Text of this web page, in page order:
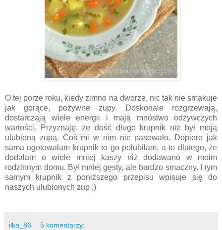
O tej porze roku, kiedy zimno na dworze, nic tak nie smakuje
jak gorące, pożywne zupy. Doskonale rozgrzewają,
dostarczają wiele energii i mają mnóstwo odżywczych
wartości. Przyznaję, że dość długo krupnik nie był moją
ulubioną zupą. Coś mi w nim nie pasowało. Dopiero jak
sama ugotowałam krupnik to go polubiłam, a to dlatego, że
dodałam o wiele mniej kaszy niż dodawano w moim
rodzinnym domu. Był mniej gęsty, ale bardzo smaczny. I tym
samym krupnik z poniższego przepisu wpisuje się do
naszych ulubionych zup :)
ilka_86 5 komentarzy: